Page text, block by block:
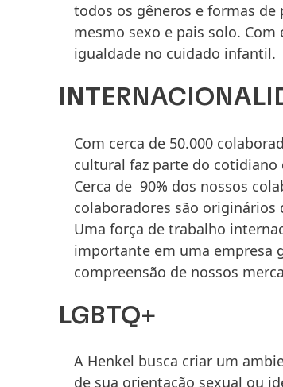
todos os gêneros e formas
mesmo sexo e pais solo.
igualdade no cuidado infantil.
Com cerca de 50.000
cultural faz parte do cotidiano
Cerca de 90% dos nossos
colaboradores são originários
Uma força de trabalho
importante em uma empresa
compreensão de nossos
LGBTQ+
A Henkel busca criar um
de sua orientação sexual ou